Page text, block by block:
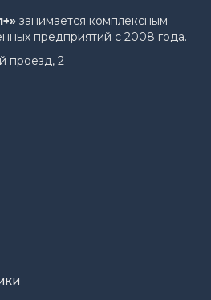
занимается комплексным
предприятий с 2008 года.
проезд, 2